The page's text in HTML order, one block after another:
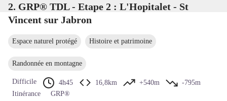
2. GRP® TDL - Etape 2 : L'Hopitalet - St
Vincent sur Jabron
Espace naturel protégé Histoire et patrimoine
Randonnée en montagne
Difficile 4h45 16,8km +540m
-795m
Itinérance
GRP®